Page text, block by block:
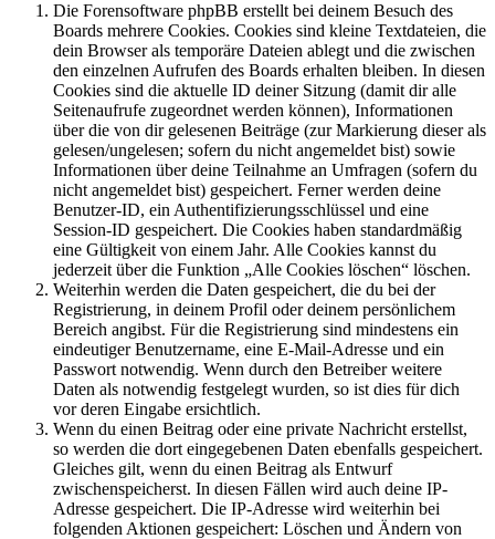
Die Forensoftware phpBB erstellt bei deinem Besuch des
Boards mehrere Cookies. Cookies sind kleine Textdateien, die
dein Browser als temporäre Dateien ablegt und die zwischen
den einzelnen Aufrufen des Boards erhalten bleiben. In diesen
Cookies sind die aktuelle ID deiner Sitzung (damit dir alle
Seitenaufrufe zugeordnet werden können), Informationen
über die von dir gelesenen Beiträge (zur Markierung dieser als
gelesen/ungelesen; sofern du nicht angemeldet bist) sowie
Informationen über deine Teilnahme an Umfragen (sofern du
nicht angemeldet bist) gespeichert. Ferner werden deine
Benutzer-ID, ein Authentifizierungsschlüssel und eine
Session-ID gespeichert. Die Cookies haben standardmäßig
eine Gültigkeit von einem Jahr. Alle Cookies kannst du
jederzeit über die Funktion „Alle Cookies löschen“ löschen.
Weiterhin werden die Daten gespeichert, die du bei der
Registrierung, in deinem Profil oder deinem persönlichem
Bereich angibst. Für die Registrierung sind mindestens ein
eindeutiger Benutzername, eine E-Mail-Adresse und ein
Passwort notwendig. Wenn durch den Betreiber weitere
Daten als notwendig festgelegt wurden, so ist dies für dich
vor deren Eingabe ersichtlich.
Wenn du einen Beitrag oder eine private Nachricht erstellst,
so werden die dort eingegebenen Daten ebenfalls gespeichert.
Gleiches gilt, wenn du einen Beitrag als Entwurf
zwischenspeicherst. In diesen Fällen wird auch deine IP-
Adresse gespeichert. Die IP-Adresse wird weiterhin bei
folgenden Aktionen gespeichert: Löschen und Ändern von